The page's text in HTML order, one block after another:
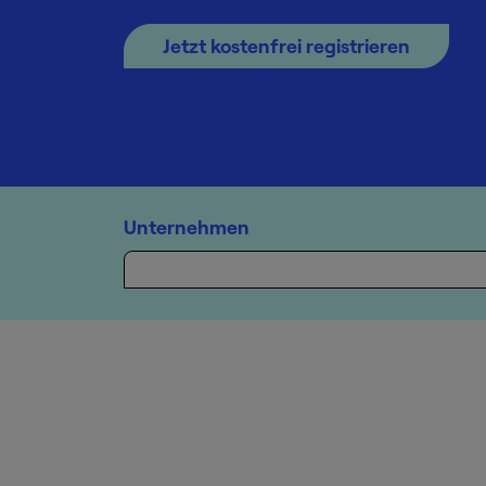
Jetzt kostenfrei registrieren
Unternehmen